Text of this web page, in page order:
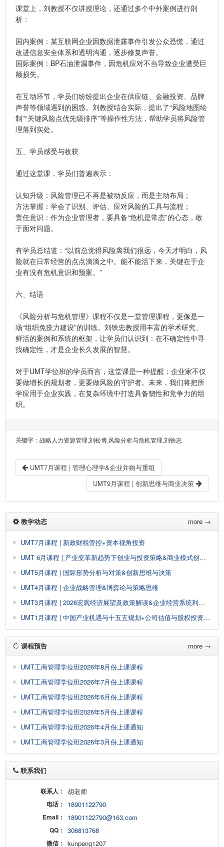
课堂上，刘教授不仅讲授理论，还通过多个中外案例进行剖
析：
国内案例：某互联网企业因数据泄露事件引发公众恐慌，通过
改进信息安全体系和透明沟通，逐步修复声誉。
国际案例：BP石油泄漏事件，因危机应对不当导致企业遭受巨
额损失。
在互动环节，学员们纷纷提出企业在供应链、金融投资、品牌
声誉等领域遇到的困惑。刘教授结合实际，提出了“风险地图绘
制”“关键风险点优先级排序”等操作性方法，帮助学员将风险管
理落到实处。
五、学员感受与收获
通过这堂课，学员们普遍表示：
认知升级：风险管理已不再是被动反应，而是主动布局；
方法掌握：学会了识别、评估、应对风险的工具与流程；
责任意识：作为企业管理者，要具备“危机是常态”的心态，敢
于面对问题。
有学员总结道：“以前总觉得风险离我们很远，今天才明白，风
险就在日常经营的点点滴滴之中。能不能活下来，关键在于企
业有没有危机意识和预案。”
六、结语
《风险分析与危机管理》课程不仅是一堂管理课程，更像是一
场“组织免疫力建设”的训练。刘铁忠教授用丰富的学术研究、
鲜活的案例和系统的框架，让学员们认识到：在不确定性中寻
找确定性，才是企业长久发展的智慧。
对于UMT学位班的学员而言，这堂课是一种提醒：企业家不仅
要做增长的规划者，更要做风险的守护者。未来，我们将把所
学应用于企业实践，在复杂环境中打造具备韧性和竞争力的组
织。
关键字 ：战略人力资源管理,刘松博,风险分析与危机管理,刘铁忠
UMT7月课程 | 管理心理学&企业并购与重组
UMT9月课程 | 创新思维与商业决策
教学动态 more →
UMT7月课程 | 新政财税管控+资本视角投资
UMT 6月课程 | 产业变革新趋势下创业与投资策略&商业模式创新与设计
UMT5月课程 | 国际形势分析与对策&创新思维与决策
UMT4月课程 | 企业战略管理&博弈论与策略思维
UMT3月课程 | 2026宏观经济展望及政策解读&企业经营系统利润创新
UMT1月课程 | 中国产业机遇与十五五规划+公司估值与股权投资&AI大模型驱动企业经营管理创新增长
课程预告 more →
UMT工商管理学位班2026年8月份上课课程
UMT工商管理学位班2026年7月份上课课程
UMT工商管理学位班2026年6月份上课课程
UMT工商管理学位班2026年5月份上课课程
UMT工商管理学位班2026年4月份上课通知
UMT工商管理学位班2026年3月份上课通知
联系我们
联系人： 胡老师
电话： 18901122790
Email： 18901122790@163.com
QQ： 306813768
微信： kunpeng1207